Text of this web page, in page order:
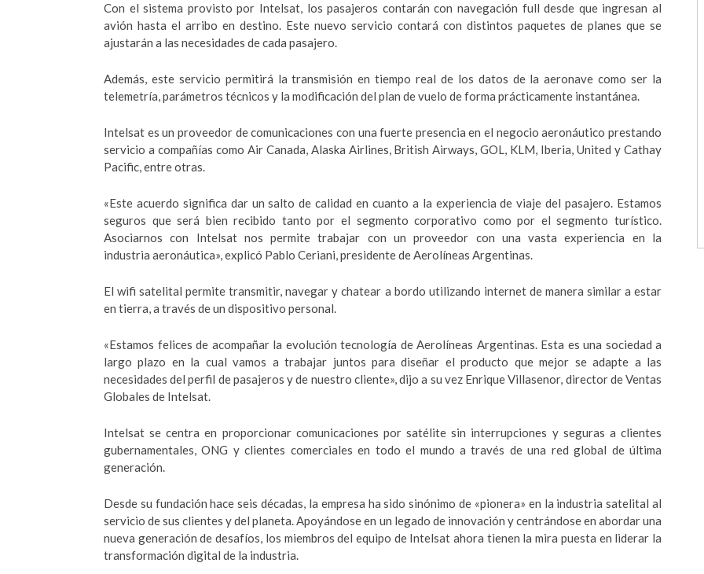
Con el sistema provisto por Intelsat, los pasajeros contarán con navegación full desde que ingresan al
avión hasta el arribo en destino. Este nuevo servicio contará con distintos paquetes de planes que se
ajustarán a las necesidades de cada pasajero.
Además, este servicio permitirá la transmisión en tiempo real de los datos de la aeronave como ser la
telemetría, parámetros técnicos y la modificación del plan de vuelo de forma prácticamente instantánea.
Intelsat es un proveedor de comunicaciones con una fuerte presencia en el negocio aeronáutico prestando
servicio a compañías como Air Canada, Alaska Airlines, British Airways, GOL, KLM, Iberia, United y Cathay
Pacific, entre otras.
«Este acuerdo significa dar un salto de calidad en cuanto a la experiencia de viaje del pasajero. Estamos
seguros que será bien recibido tanto por el segmento corporativo como por el segmento turístico.
Asociarnos con Intelsat nos permite trabajar con un proveedor con una vasta experiencia en la
industria aeronáutica», explicó Pablo Ceriani, presidente de Aerolíneas Argentinas.
El wifi satelital permite transmitir, navegar y chatear a bordo utilizando internet de manera similar a estar
en tierra, a través de un dispositivo personal.
«Estamos felices de acompañar la evolución tecnología de Aerolíneas Argentinas. Esta es una sociedad a
largo plazo en la cual vamos a trabajar juntos para diseñar el producto que mejor se adapte a las
necesidades del perfil de pasajeros y de nuestro cliente», dijo a su vez Enrique Villasenor, director de Ventas
Globales de Intelsat.
Intelsat se centra en proporcionar comunicaciones por satélite sin interrupciones y seguras a clientes
gubernamentales, ONG y clientes comerciales en todo el mundo a través de una red global de última
generación.
Desde su fundación hace seis décadas, la empresa ha sido sinónimo de «pionera» en la industria satelital al
servicio de sus clientes y del planeta. Apoyándose en un legado de innovación y centrándose en abordar una
nueva generación de desafíos, los miembros del equipo de Intelsat ahora tienen la mira puesta en liderar la
transformación digital de la industria.